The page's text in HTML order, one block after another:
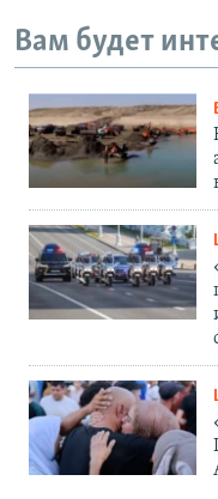
Вам будет